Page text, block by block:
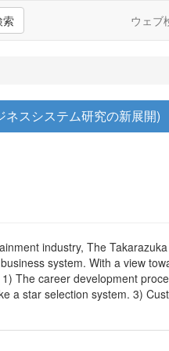
索 ウェブ
スシステム研究の新展開)
industry, The
system. With a view
The career development
a star selection system. 3)